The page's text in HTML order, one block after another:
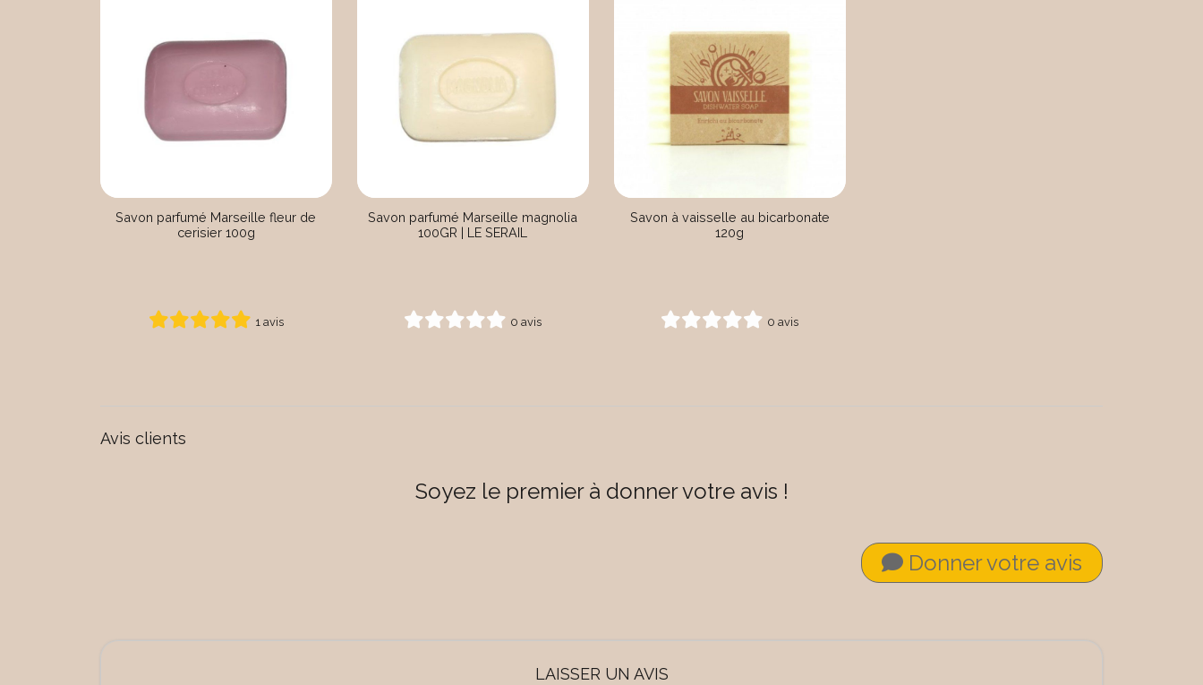
Savon parfumé Marseille fleur de
cerisier 100g
1 avis
Savon parfumé Marseille magnolia
100GR | LE SERAIL
0 avis
Savon à vaisselle au bicarbonate
120g
0 avis
Avis clients
Soyez le premier à donner votre avis !
Donner votre avis
LAISSER UN AVIS